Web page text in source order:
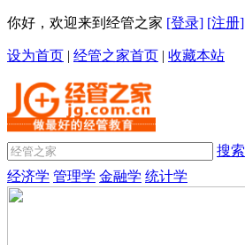
你好，欢迎来到经管之家 [登录] [注册]
设为首页 | 经管之家首页 | 收藏本站
搜索
经济学 管理学 金融学 统计学